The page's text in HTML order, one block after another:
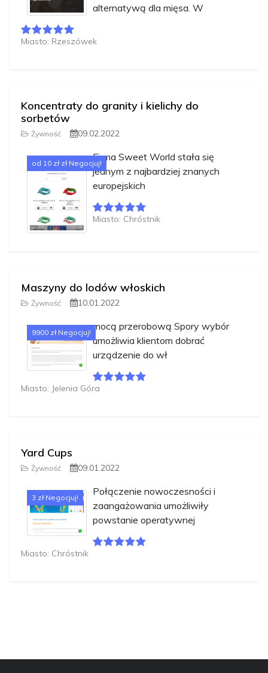
alternatywą dla mięsa. W
Miasto: Rzeszówek
Koncentraty do granity i kielichy do
sorbetów
Żywność 09.02.2022
od 10 zł zł Negocjuj!
Firma Sweet World stała się
jednym z najbardziej znanych
europejskich
Miasto: Chróstnik
Maszyny do lodów włoskich
Żywność 10.01.2022
9900 zł Negocjuj!
mocą przerobową Spory wybór
umożliwia klientom dobrać
urządzenie do wł
Miasto: Jelenia Góra
Yard Cups
Żywność 09.01.2022
3 zł Negocjuj!
Połączenie nowoczesności i
zaangażowania umożliwiły
powstanie operatywnej
Miasto: Chróstnik